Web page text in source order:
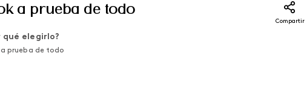
a prueba de todo
Compartir
qué elegirlo?
a prueba de todo